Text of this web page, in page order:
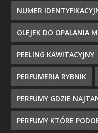
NUMER
OLEJEK DO OPALANIA
PEELING KAWITACYJNY
PERFUMERIA RYBNIK
PERFUMY GDZIE
PERFUMY KTÓRE